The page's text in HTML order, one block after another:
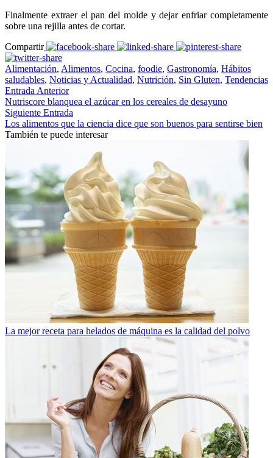
Finalmente extraer el pan del molde y dejar enfriar completamente
sobre una rejilla antes de cortar.
Compartir
Alimentación, Alimentos, Cocina, foodie, Gastronomía, Hábitos
saludables, Noticias y Actualidad, Nutrición, Sin Gluten, Tendencias
Entrada Anterior
Nutriscore blanquea el azúcar en los cereales de desayuno
Siguiente Entrada
Los alimentos que la ciencia dice que son buenos para sentirse bien
También te puede interesar
La mejor receta para helados de máquina es la calidad del polvo